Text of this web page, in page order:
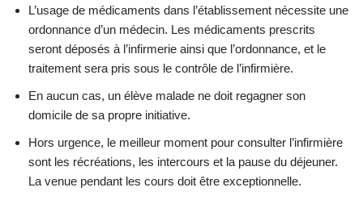
L’usage de médicaments dans l’établissement nécessite une
ordonnance d’un médecin. Les médicaments prescrits
seront déposés à l’infirmerie ainsi que l’ordonnance, et le
traitement sera pris sous le contrôle de l’infirmière.
En aucun cas, un élève malade ne doit regagner son
domicile de sa propre initiative.
Hors urgence, le meilleur moment pour consulter l’infirmière
sont les récréations, les intercours et la pause du déjeuner.
La venue pendant les cours doit être exceptionnelle.